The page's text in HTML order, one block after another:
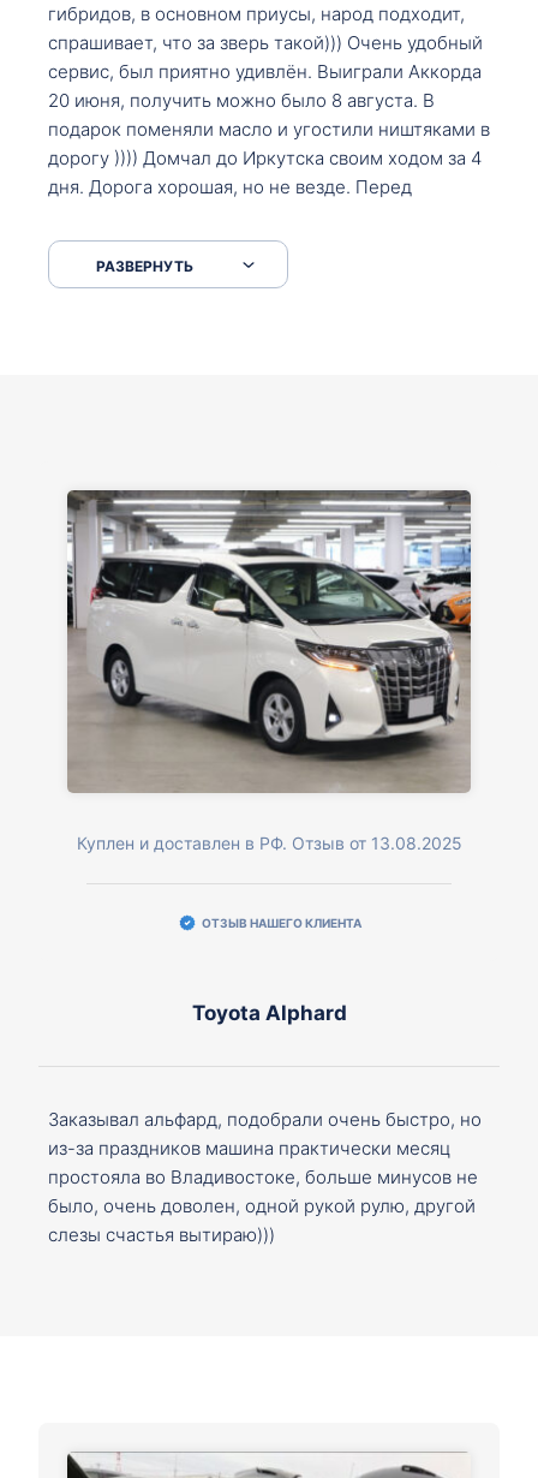
гибридов, в основном приусы, народ подходит,
спрашивает, что за зверь такой))) Очень удобный
сервис, был приятно удивлён. Выиграли Аккорда
20 июня, получить можно было 8 августа. В
подарок поменяли масло и угостили ништяками в
дорогу )))) Домчал до Иркутска своим ходом за 4
дня. Дорога хорошая, но не везде. Перед
серпантинах по пути следования.
РАЗВЕРНУТЬ
Куплен и доставлен в РФ. Отзыв от 13.08.2025
ОТЗЫВ НАШЕГО КЛИЕНТА
Toyota Alphard
Заказывал альфард, подобрали очень быстро, но
из-за праздников машина практически месяц
простояла во Владивостоке, больше минусов не
было, очень доволен, одной рукой рулю, другой
слезы счастья вытираю)))